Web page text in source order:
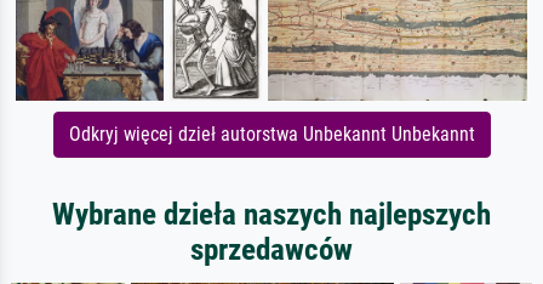
Odkryj więcej dzieł autorstwa Unbekannt Unbekannt
Wybrane dzieła naszych najlepszych
sprzedawców